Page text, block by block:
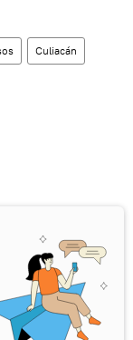
Culiacán